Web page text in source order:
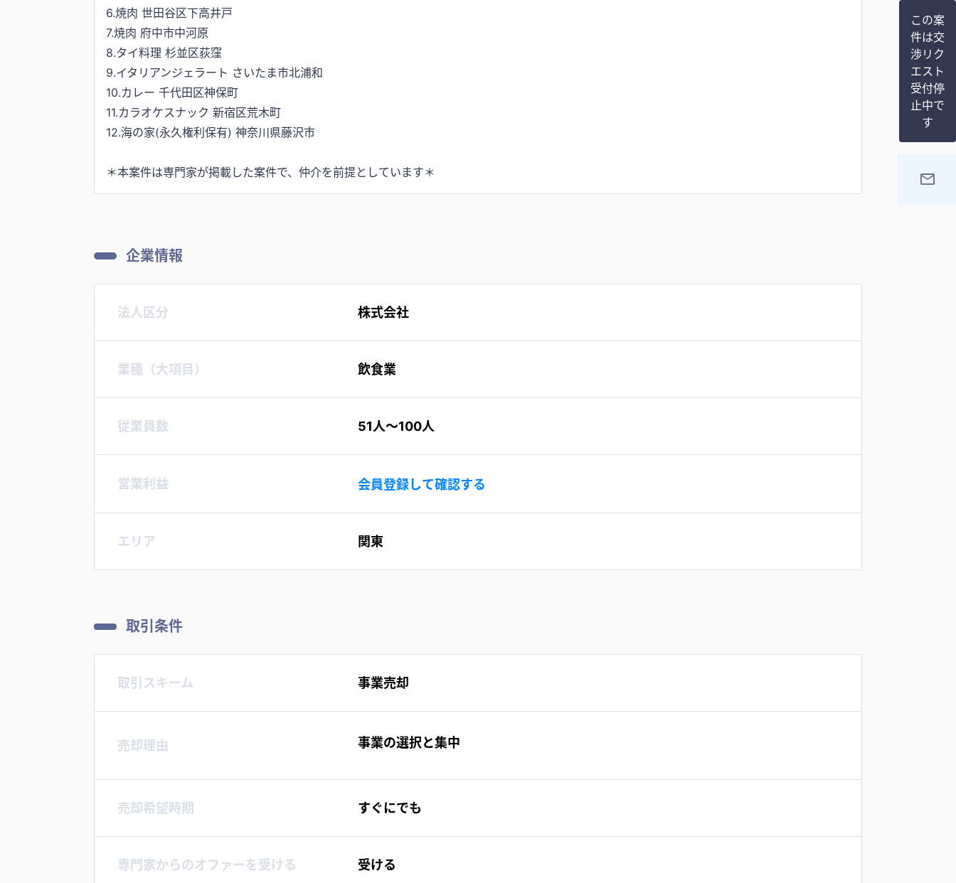
6.焼肉 世田谷区下高井戸
7.焼肉 府中市中河原
8.タイ料理 杉並区荻窪
9.イタリアンジェラート さいたま市北浦和
10.カレー 千代田区神保町
11.カラオケスナック 新宿区荒木町
12.海の家(永久権利保有) 神奈川県藤沢市
＊本案件は専門家が掲載した案件で、仲介を前提としています＊
企業情報
法人区分 株式会社
業種（大項目） 飲食業
従業員数 51人〜100人
営業利益 会員登録して確認する
エリア 関東
取引条件
取引スキーム 事業売却
売却理由 事業の選択と集中
売却希望時期 すぐにでも
専門家からのオファーを受ける 受ける
この案
件は交
渉リク
エスト
受付停
止中で
す